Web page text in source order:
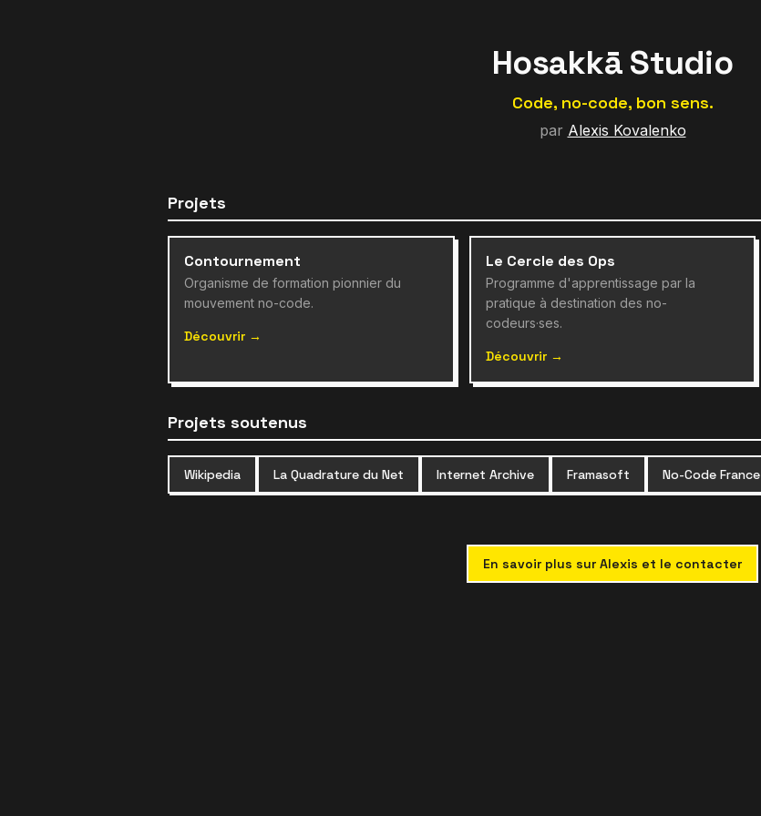
Hosakkā Studio
Code, no-code, bon sens.
par Alexis Kovalenko
Projets
Contournement
Organisme de formation pionnier du
mouvement no-code.
Découvrir →
Le Cercle des Ops
Programme d'apprentissage par la
pratique à destination des no-
codeurs·ses.
Découvrir →
Projets soutenus
Wikipedia La Quadrature du Net Internet Archive Framasoft No-Code France
En savoir plus sur Alexis et le contacter